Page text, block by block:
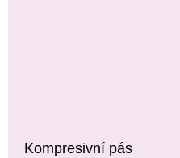
Kompresivní pás